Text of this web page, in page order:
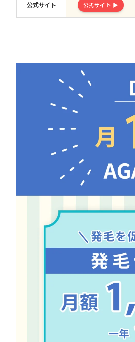
公式サイト 公式サイト ▶